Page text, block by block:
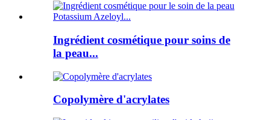
Ingrédient cosmétique pour soins de
la peau...
Copolymère d'acrylates